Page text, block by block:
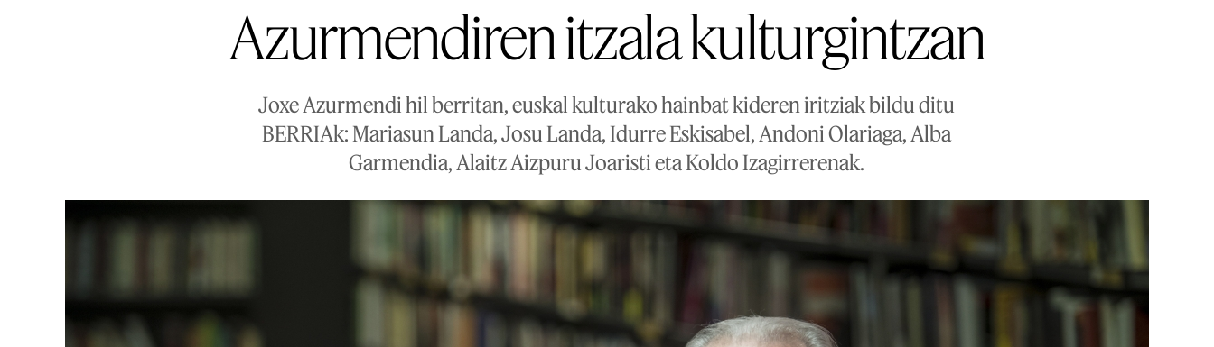
Azurmendiren itzala kulturgintzan
Joxe Azurmendi hil berritan, euskal kulturako hainbat kideren iritziak bildu ditu
BERRIAk: Mariasun Landa, Josu Landa, Idurre Eskisabel, Andoni Olariaga, Alba
Garmendia, Alaitz Aizpuru Joaristi eta Koldo Izagirrerenak.